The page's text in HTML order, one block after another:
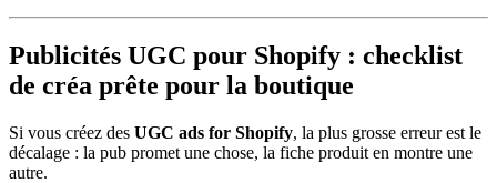
Publicités UGC pour Shopify : checklist
de créa prête pour la boutique
Si vous créez des UGC ads for Shopify, la plus grosse erreur est le
décalage : la pub promet une chose, la fiche produit en montre une
autre.